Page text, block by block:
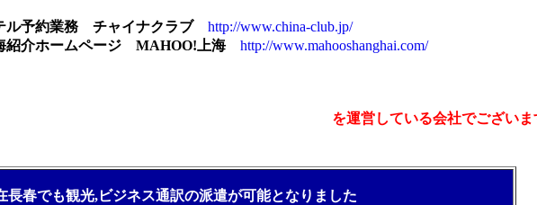
ル予約業務 チャイナクラブ
http://www.china-club.jp/
紹介ホームページ MAHOO!上海
http://www.mahooshanghai.com/
を運営している会社でございま
春でも観光,ビジネス通訳の派遣が可能となりました